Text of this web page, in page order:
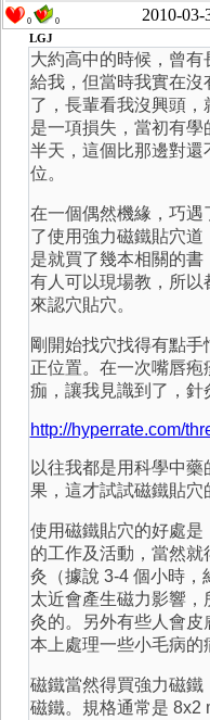
0 0 2010-03-
LGJ
大約高中的時候，曾
給我，但當時我實在沒
了，長輩看我沒興頭
是一項損失，當初有
半天，這個比那邊對還
位。
在一個偶然機緣，巧遇
了使用強力磁鐵貼穴
是就買了幾本相關的
有人可以現場教，所
來認穴貼穴。
剛開始找穴找得有點
正位置。在一次嘴唇
痂，讓我見識到了，針
http://hyperrate.com/
以往我都是用科學中
果，這才試試磁鐵貼穴
使用磁鐵貼穴的好處是
的工作及活動，當然
灸（據說 3-4 個小時，
太近會產生磁力影響
灸的。另外有些人會皮
本上處理一些小毛病的
磁鐵當然得買強力磁鐵
磁鐵。規格通常是 8x2